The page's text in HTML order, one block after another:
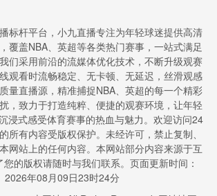
标杆平台，小九直播专注为年轻球迷提供高清
覆盖NBA、英超等各类热门赛事，一站式满足
们采用前沿的流媒体优化技术，不断升级观赛
观看时流畅稳定、无卡顿、无延迟，丝滑观感
量直播源，精准捕捉NBA、英超的每一个精彩
，致力于打造纯粹、便捷的观赛环境，让年轻
浸式感受体育赛事的热血与魅力。欢迎访问24
所有内容受版权保护。未经许可，禁止复制、
网站上的任何内容。本网站部分内容来源于互
的版权请随时与我们联系。页面更新时间：
2026年08月09日23时24分